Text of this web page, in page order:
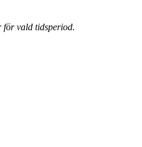
för vald tidsperiod.